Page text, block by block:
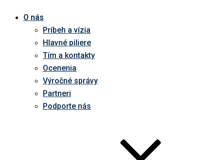
O nás
Príbeh a vízia
Hlavné piliere
Tím a kontakty
Ocenenia
Výročné správy
Partneri
Podporte nás